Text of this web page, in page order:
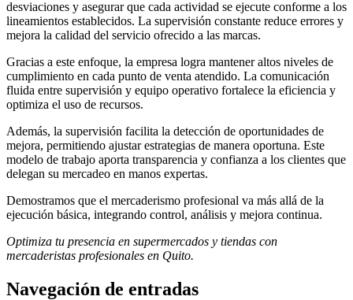
desviaciones y asegurar que cada actividad se ejecute conforme a los
lineamientos establecidos. La supervisión constante reduce errores y
mejora la calidad del servicio ofrecido a las marcas.
Gracias a este enfoque, la empresa logra mantener altos niveles de
cumplimiento en cada punto de venta atendido. La comunicación
fluida entre supervisión y equipo operativo fortalece la eficiencia y
optimiza el uso de recursos.
Además, la supervisión facilita la detección de oportunidades de
mejora, permitiendo ajustar estrategias de manera oportuna. Este
modelo de trabajo aporta transparencia y confianza a los clientes que
delegan su mercadeo en manos expertas.
Demostramos que el mercaderismo profesional va más allá de la
ejecución básica, integrando control, análisis y mejora continua.
Optimiza tu presencia en supermercados y tiendas con
mercaderistas profesionales en Quito.
Navegación de entradas